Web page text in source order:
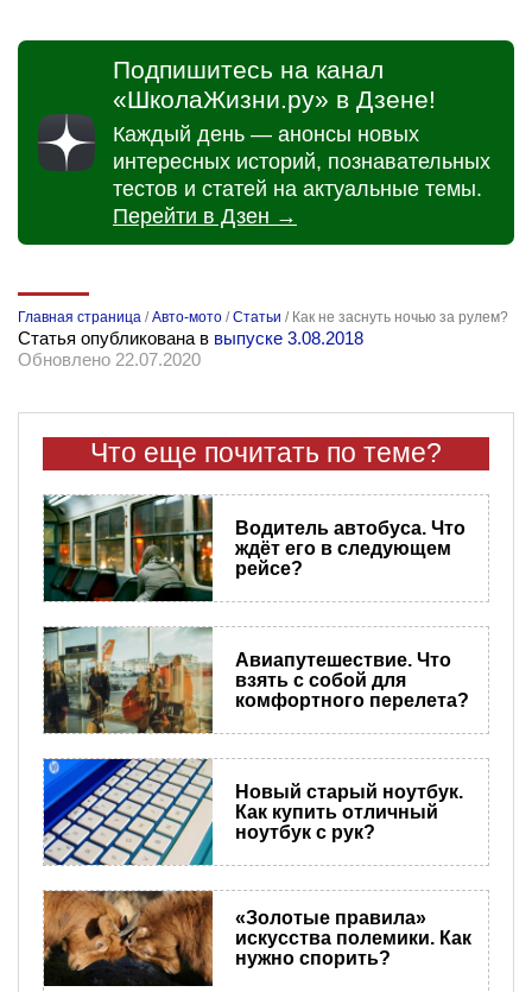
Подпишитесь на канал
«ШколаЖизни.ру» в Дзене!
Каждый день — анонсы новых
интересных историй, познавательных
тестов и статей на актуальные темы.
Перейти в Дзен →
Главная страница /Авто-мото /Статьи / Как не заснуть ночью за рулем?
Статья опубликована в выпуске 3.08.2018
Обновлено 22.07.2020
Что еще почитать по теме?
Водитель автобуса. Что
ждёт его в следующем
рейсе?
Авиапутешествие. Что
взять с собой для
комфортного перелета?
Новый старый ноутбук.
Как купить отличный
ноутбук с рук?
«Золотые правила»
искусства полемики. Как
нужно спорить?